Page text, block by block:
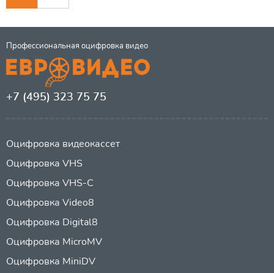
Профессиональная оцифровка видео
+7 (495) 323 75 75
Оцифровка видеокассет
Оцифровка VHS
Оцифровка VHS-C
Оцифровка Video8
Оцифровка Digital8
Оцифровка MicroMV
Оцифровка MiniDV